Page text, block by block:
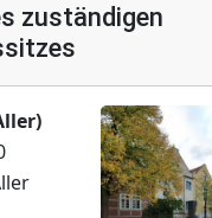
zuständigen